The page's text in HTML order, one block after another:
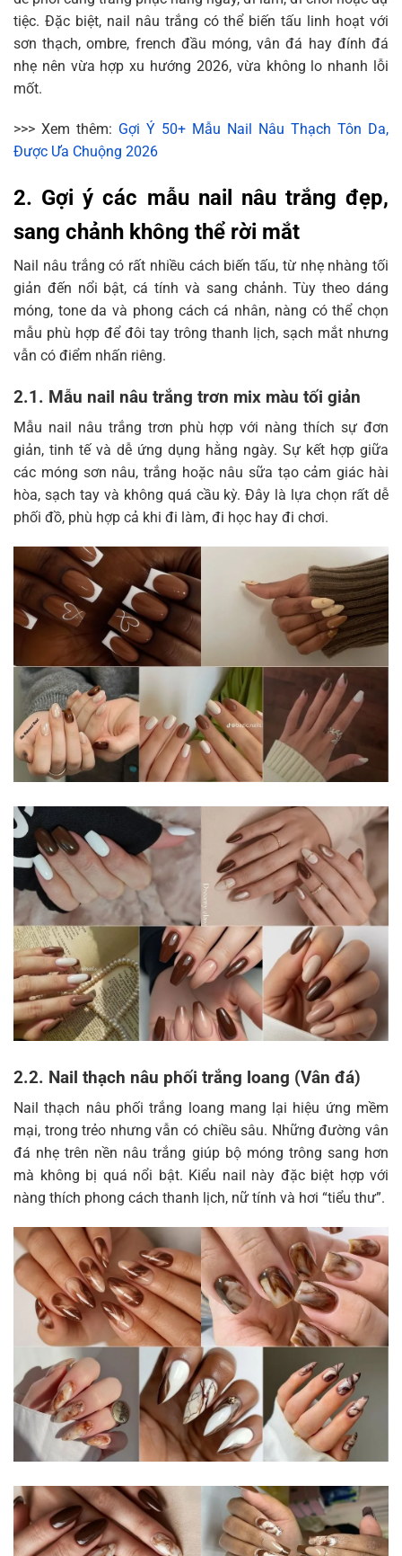
tiệc. Đặc biệt, nail nâu trắng có thể biến tấu linh hoạt với
sơn thạch, ombre, french đầu móng, vân đá hay đính đá
nhẹ nên vừa hợp xu hướng 2026, vừa không lo nhanh lỗi
mốt.
>>> Xem thêm: Gợi Ý 50+ Mẫu Nail Nâu Thạch Tôn Da,
Được Ưa Chuộng 2026
2. Gợi ý các mẫu nail nâu trắng đẹp,
sang chảnh không thể rời mắt
Nail nâu trắng có rất nhiều cách biến tấu, từ nhẹ nhàng tối
giản đến nổi bật, cá tính và sang chảnh. Tùy theo dáng
móng, tone da và phong cách cá nhân, nàng có thể chọn
mẫu phù hợp để đôi tay trông thanh lịch, sạch mắt nhưng
vẫn có điểm nhấn riêng.
2.1. Mẫu nail nâu trắng trơn mix màu tối giản
Mẫu nail nâu trắng trơn phù hợp với nàng thích sự đơn
giản, tinh tế và dễ ứng dụng hằng ngày. Sự kết hợp giữa
các móng sơn nâu, trắng hoặc nâu sữa tạo cảm giác hài
hòa, sạch tay và không quá cầu kỳ. Đây là lựa chọn rất dễ
phối đồ, phù hợp cả khi đi làm, đi học hay đi chơi.
2.2. Nail thạch nâu phối trắng loang (Vân đá)
Nail thạch nâu phối trắng loang mang lại hiệu ứng mềm
mại, trong trẻo nhưng vẫn có chiều sâu. Những đường vân
đá nhẹ trên nền nâu trắng giúp bộ móng trông sang hơn
mà không bị quá nổi bật. Kiểu nail này đặc biệt hợp với
nàng thích phong cách thanh lịch, nữ tính và hơi “tiểu thư”.